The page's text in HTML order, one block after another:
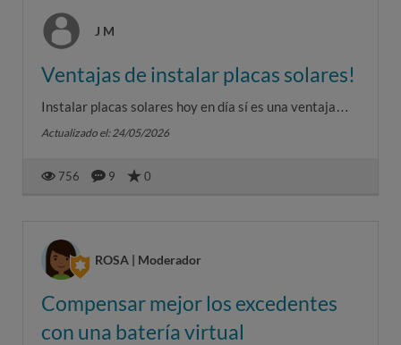
J M
Ventajas de instalar placas solares!
Instalar placas solares hoy en día sí es una ventaja
clara, tanto económica como energética:🔹 Ahorro:
Actualizado el: 24/05/2026
756 9 0
ROSA | Moderador
Compensar mejor los excedentes
con una batería virtual